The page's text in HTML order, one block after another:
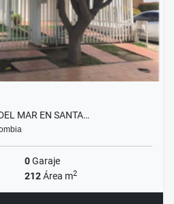
MAR EN SANTA…
0Garaje
212Área m2